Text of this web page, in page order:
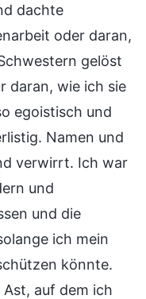
dachte
oder daran,
gelöst
daran, wie ich sie
egoistisch und
Namen und
verwirrt. Ich war
und
und die
ich mein
könnte.
auf dem ich